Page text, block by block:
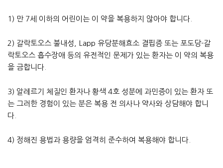
1) 만 7세 이하의 어린이는 이 약을 복용하지 않아야 합니다.
2) 갈락토오스 불내성, Lapp 유당분해효소 결핍증 또는 포도당-갈
락토오스 흡수장애 등의 유전적인 문제가 있는 환자는 이 약의 복용
을 금합니다.
3) 알레르기 체질인 환자나 황색 4호 성분에 과민증이 있는 환자 또
는 그러한 경험이 있는 분은 복용 전 의사나 약사와 상담해야 합니
다.
4) 정해진 용법과 용량을 엄격히 준수하여 복용해야 합니다.